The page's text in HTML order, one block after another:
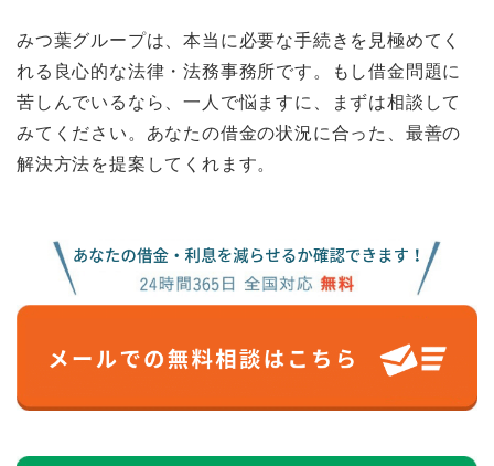
みつ葉グループは、本当に必要な手続きを見極めてく
れる良心的な法律・法務事務所です。もし借金問題に
苦しんでいるなら、一人で悩ますに、まずは相談して
みてください。あなたの借金の状況に合った、最善の
解決方法を提案してくれます。